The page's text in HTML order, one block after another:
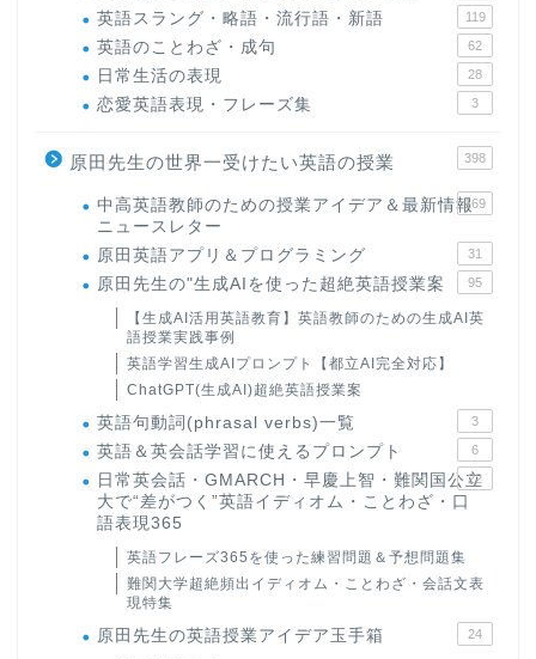
英語スラング・略語・流行語・新語 119
英語のことわざ・成句 62
日常生活の表現 28
恋愛英語表現・フレーズ集 3
原田先生の世界一受けたい英語の授業 398
中高英語教師のための授業アイデア＆最新情報
ニュースレター
169
原田英語アプリ＆プログラミング 31
原田先生の"生成AIを使った超絶英語授業案 95
【生成AI活用英語教育】英語教師のための生成AI英
語授業実践事例
英語学習生成AIプロンプト【都立AI完全対応】
ChatGPT(生成AI)超絶英語授業案
英語句動詞(phrasal verbs)一覧 3
英語＆英会話学習に使えるプロンプト 6
日常英会話・GMARCH・早慶上智・難関国公立
大で“差がつく”英語イディオム・ことわざ・口
語表現365
22
英語フレーズ365を使った練習問題＆予想問題集
難関大学超絶頻出イディオム・ことわざ・会話文表
現特集
原田先生の英語授業アイデア玉手箱 24